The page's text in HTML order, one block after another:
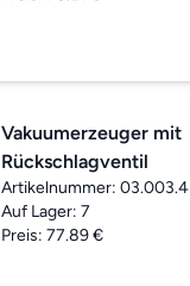
Vakuumerzeuger mit
Rückschlagventil
Artikelnummer: 03.003.4
Auf Lager: 7
Preis: 77.89 €